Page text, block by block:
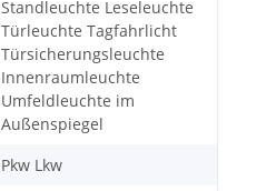
Standleuchte Leseleuchte
Türleuchte Tagfahrlicht
Türsicherungsleuchte
Innenraumleuchte
Umfeldleuchte im
Außenspiegel
Pkw Lkw